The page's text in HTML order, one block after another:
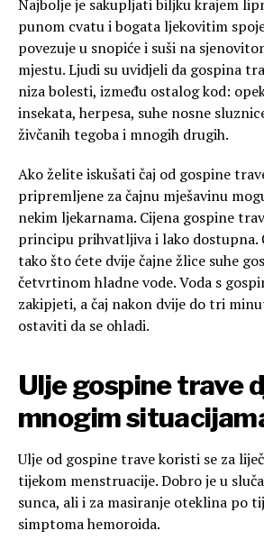
Najbolje je sakupljati biljku krajem
punom cvatu i bogata ljekovitim
povezuje u snopiće i suši na
mjestu. Ljudi su uvidjeli da gospina
niza bolesti, između ostalog kod:
insekata, herpesa, suhe nosne
živčanih tegoba i mnogih drugih.
Ako želite iskušati čaj od gospine
pripremljene za čajnu mješavinu
nekim ljekarnama. Cijena gospine
principu prihvatljiva i lako dostupna.
tako što ćete dvije čajne žlice suhe
četvrtinom hladne vode. Voda s
zakipjeti, a čaj nakon dvije do tri
ostaviti da se ohladi.
Ulje gospine trave
mnogim
Ulje od gospine trave koristi se za
tijekom menstruacije. Dobro je u
sunca, ali i za masiranje oteklina po
simptoma hemoroida.